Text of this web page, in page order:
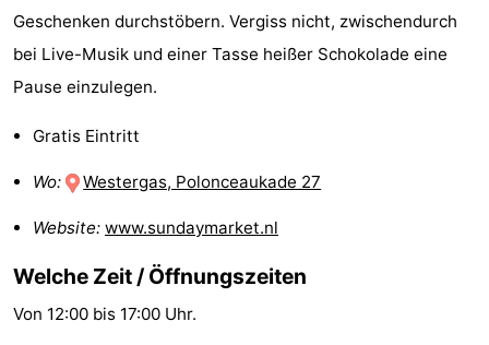
&
-
Aussichtspunkte
Attraktionen
-
Rundfahrten
-
Geschenken durchstöbern. Vergiss nicht, zwischendurch
bei Live-Musik und einer Tasse heißer Schokolade eine
Pause einzulegen.
Gratis Eintritt
Wo: Westergas, Polonceaukade 27
Website: www.sundaymarket.nl
Welche Zeit / Öffnungszeiten
Von 12:00 bis 17:00 Uhr.